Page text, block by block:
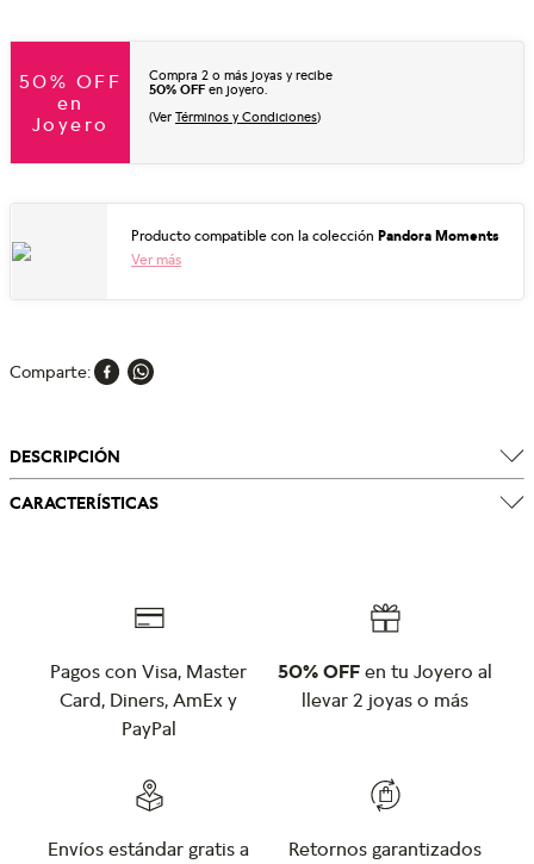
50% OFF
en
Joyero
Compra 2 o más joyas y recibe
50% OFF en joyero.
(Ver Términos y Condiciones)
Producto compatible con la colección Pandora Moments
Ver más
Comparte
DESCRIPCIÓN
CARACTERÍSTICAS
Pagos con Visa, Master
Card, Diners, AmEx y
PayPal
50% OFF en tu Joyero al
llevar 2 joyas o más
Envíos estándar gratis a
Retornos garantizados